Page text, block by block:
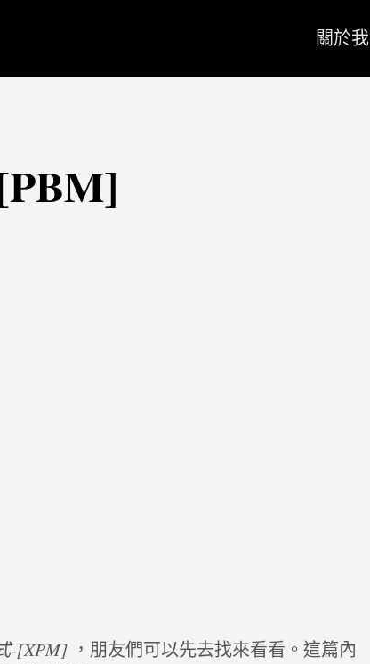
關於我
-[XPM] ，朋友們可以先去找來看看。這篇內